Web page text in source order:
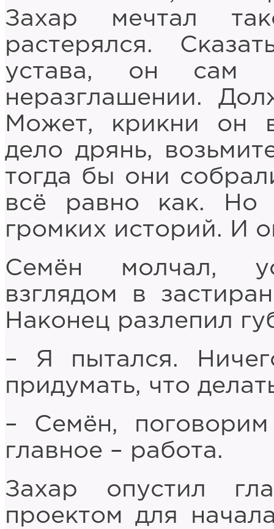
Захар мечтал
растерялся.
устава, он сам
неразглашении.
Может, крикни он
дело дрянь,
тогда бы они
всё равно как. Но
громких историй. И
Семён молчал,
взглядом в
Наконец разлепил
– Я пытался.
придумать, что
– Семён,
главное – работа.
Захар опустил
проектом для